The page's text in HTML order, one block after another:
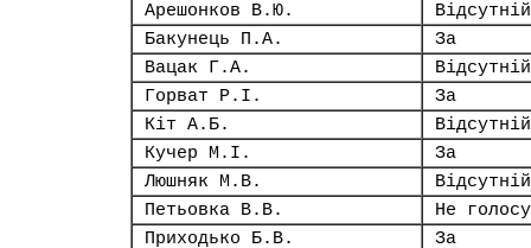
Арешонков В.Ю.
Відсутній
Бакунець П.А.
За
Вацак Г.А.
Відсутній
Горват Р.І.
За
Кіт А.Б.
Відсутній
Кучер М.І.
За
Люшняк М.В.
Відсутній
Петьовка В.В.
Не
Приходько Б.В.
За